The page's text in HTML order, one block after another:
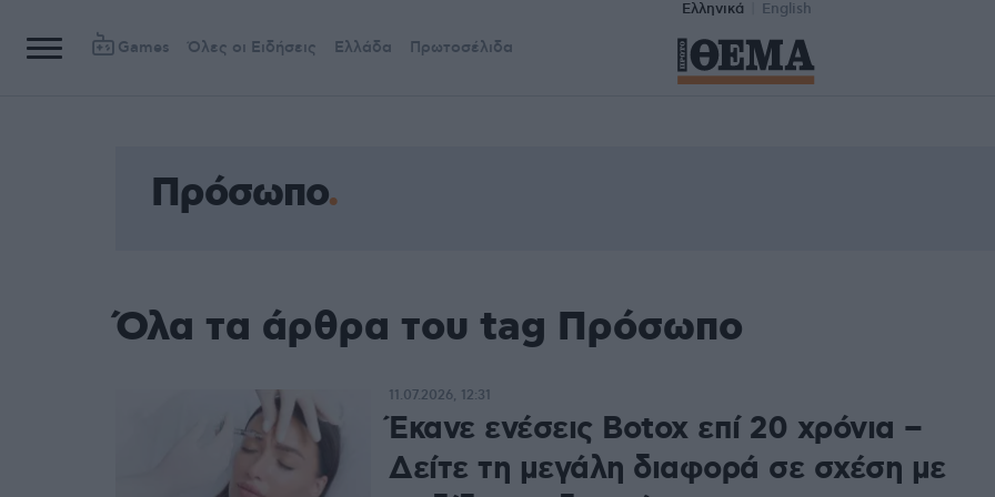
Ελληνικά English
Games Όλες οι Ειδήσεις Ελλάδα Πρωτοσέλιδα
Πρόσωπο
Όλα τα άρθρα του tag Πρόσωπο
Έκανε ενέσεις Botox επί 20 χρόνια –
Δείτε τη μεγάλη διαφορά σε σχέση με
11.07.2026, 12:31